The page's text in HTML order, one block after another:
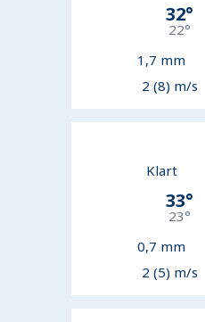
32°
22°
1,7 mm
2 (8) m/s
Klart
33°
23°
0,7 mm
2 (5) m/s